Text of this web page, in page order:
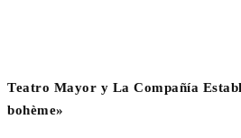
Teatro Mayor y La Compañía
bohème»